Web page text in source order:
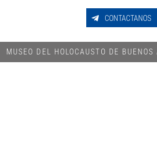
CONTACTANOS
MUSEO DEL HOLOCAUSTO DE